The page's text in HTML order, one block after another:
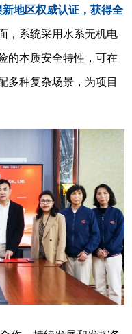
地区权威认证，获得全
，系统采用水系无机电
的本质安全特性，可在
多种复杂场景，为项目